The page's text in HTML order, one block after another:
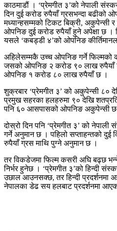
काठमाडौं । ‘प्रेमगीत ३’को नेपाली
दिन दुई करोड रुपैयाँ ग्रसभन्दा बढीको
मध्यान्हसम्मको टिकट बिक्री, अकुपेन्सी र
ओपनिङ दुई करोड रुपैयाँ हुने अपेक्षा छ ।
यसले ‘कबड्डी ४’को ओपनिङ
अहिलेसम्मकै उच्च ओपनिङ गर्ने फिल्मको
जसको ओपनिङ २ करोड ९० लाख रुपैयाँ
ओपनिङ १ करोड ८० लाख रुपैयाँ छ ।
शुक्रबार ‘प्रेमगीत ३’ को अकुपेन्सी ८०
प्रमुख सहरका हलहरुमा ९० देखि
पनि ६० आसपासको ओपनिङ अकुपेन्सी छ
दोस्रो दिन पनि ‘प्रेमगीत ३’ को
गर्ने अनुमान छ । पहिलो सप्ताहन्तको दुई
रुपैयाँ ग्रस माथि पुग्ने अनुमान छ ।
तर विकडेजमा फिल्म कसरी अघि बढ्छ
निर्भर हुनेछ । ‘प्रेमगीत ३’को हिन्दी
उछाल आउनसक्छ, तर हिन्दी प्रदर्शनमा
नेपालका डेढ सय हलबाट प्रदर्शनमा